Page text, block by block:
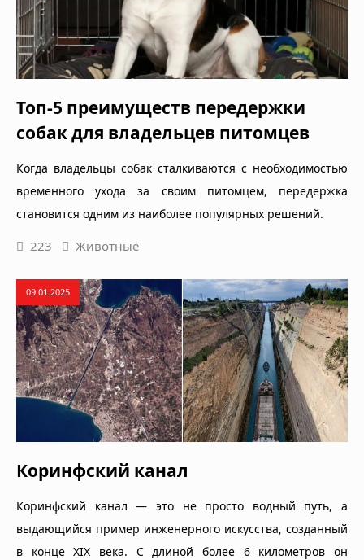
Топ-5 преимуществ передержки
собак для владельцев питомцев
Когда владельцы собак сталкиваются с необходимостью
временного ухода за своим питомцем, передержка
становится одним из наиболее популярных решений.
223 Животные
09.01.2025
Коринфский канал
Коринфский канал — это не просто водный путь, а
выдающийся пример инженерного искусства, созданный
в конце XIX века. С длиной более 6 километров он